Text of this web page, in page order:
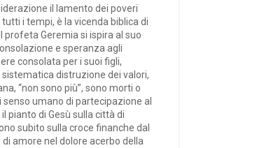
il lamento dei poveri
i tempi, è la vicenda biblica di
profeta Geremia si ispira al suo
e speranza agli
consolata per i suoi figli,
sistematica distruzione dei valori,
“non sono più”, sono morti o
umano di partecipazione al
pianto di Gesù sulla città di
subito sulla croce finanche dal
amore nel dolore acerbo della